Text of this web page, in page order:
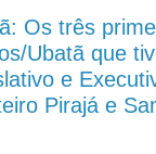
Os três
Ubatã que
e
Pirajá e